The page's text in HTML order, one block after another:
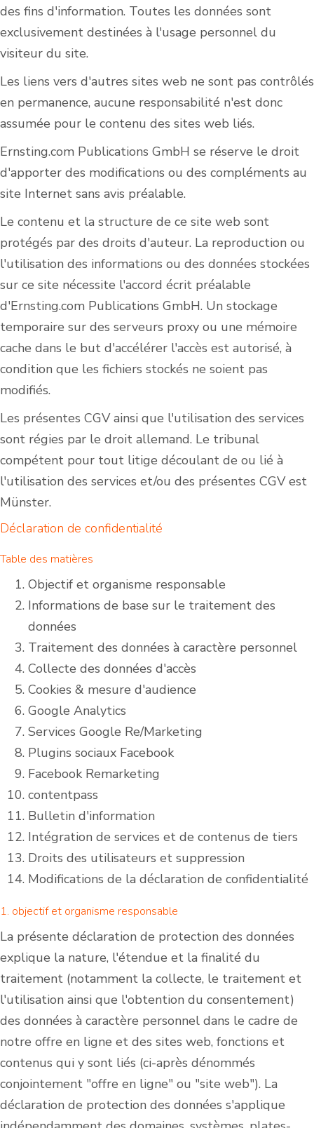
des fins d'information. Toutes les données sont
exclusivement destinées à l'usage personnel du
visiteur du site.
Les liens vers d'autres sites web ne sont pas contrôlés
en permanence, aucune responsabilité n'est donc
assumée pour le contenu des sites web liés.
Ernsting.com Publications GmbH se réserve le droit
d'apporter des modifications ou des compléments au
site Internet sans avis préalable.
Le contenu et la structure de ce site web sont
protégés par des droits d'auteur. La reproduction ou
l'utilisation des informations ou des données stockées
sur ce site nécessite l'accord écrit préalable
d'Ernsting.com Publications GmbH. Un stockage
temporaire sur des serveurs proxy ou une mémoire
cache dans le but d'accélérer l'accès est autorisé, à
condition que les fichiers stockés ne soient pas
modifiés.
Les présentes CGV ainsi que l'utilisation des services
sont régies par le droit allemand. Le tribunal
compétent pour tout litige découlant de ou lié à
l'utilisation des services et/ou des présentes CGV est
Münster.
Déclaration de confidentialité
Table des matières
Objectif et organisme responsable
Informations de base sur le traitement des
données
Traitement des données à caractère personnel
Collecte des données d'accès
Cookies & mesure d'audience
Google Analytics
Services Google Re/Marketing
Plugins sociaux Facebook
Facebook Remarketing
contentpass
Bulletin d'information
Intégration de services et de contenus de tiers
Droits des utilisateurs et suppression
Modifications de la déclaration de confidentialité
1. objectif et organisme responsable
La présente déclaration de protection des données
explique la nature, l'étendue et la finalité du
traitement (notamment la collecte, le traitement et
l'utilisation ainsi que l'obtention du consentement)
des données à caractère personnel dans le cadre de
notre offre en ligne et des sites web, fonctions et
contenus qui y sont liés (ci-après dénommés
conjointement "offre en ligne" ou "site web"). La
déclaration de protection des données s'applique